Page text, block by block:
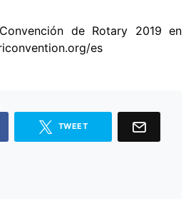
de Rotary 2019 en
es
TWEET